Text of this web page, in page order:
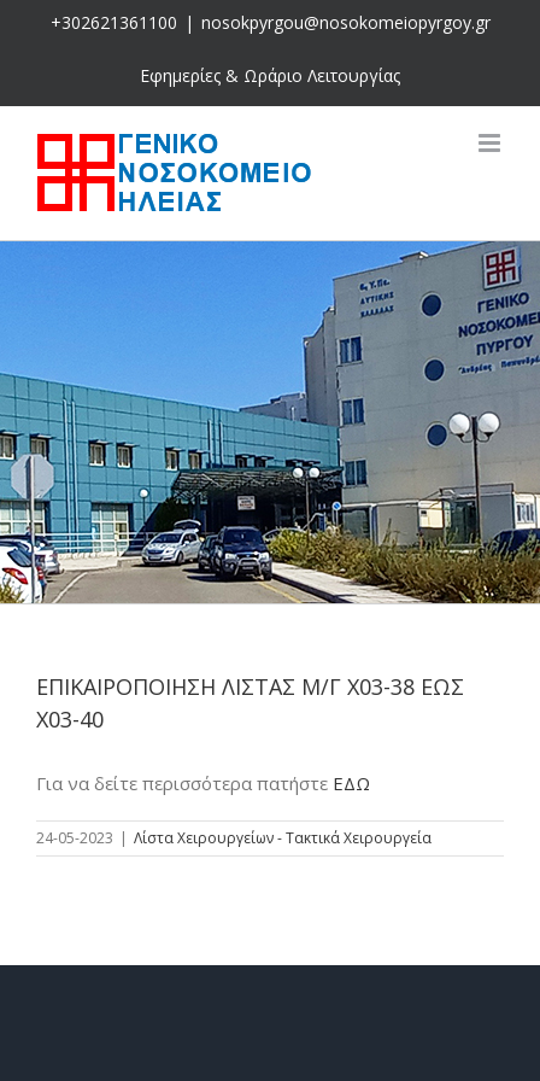
+302621361100 | nosokpyrgou@nosokomeiopyrgoy.gr
Εφημερίες & Ωράριο Λειτουργίας
ΕΠΙΚΑΙΡΟΠΟΙΗΣΗ ΛΙΣΤΑΣ Μ/Γ Χ03-38 ΕΩΣ
Χ03-40
Για να δείτε περισσότερα πατήστε ΕΔΩ
24-05-2023 | Λίστα Χειρουργείων - Τακτικά Χειρουργεία